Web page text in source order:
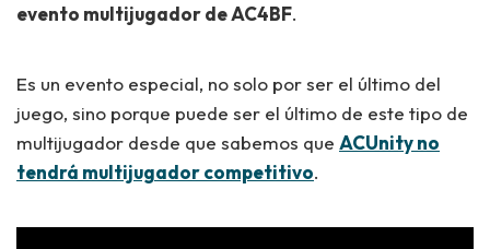
evento multijugador de AC4BF.
Es un evento especial, no solo por ser el último del
juego, sino porque puede ser el último de este tipo de
multijugador desde que sabemos que ACUnity no
tendrá multijugador competitivo.